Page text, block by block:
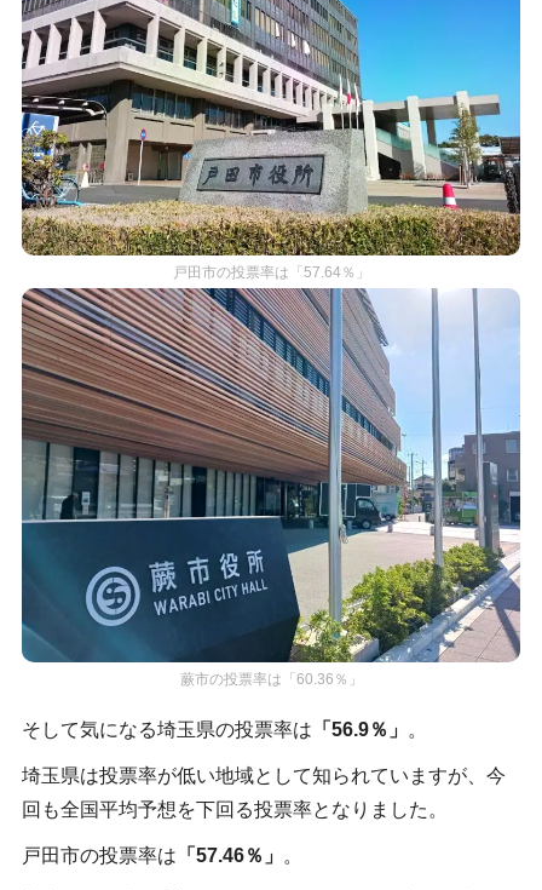
戸田市の投票率は「57.64％」
蕨市の投票率は「60.36％」
そして気になる埼玉県の投票率は 「56.9％」 。
埼玉県は投票率が低い地域として知られていますが、今
回も全国平均予想を下回る投票率となりました。
戸田市の投票率は 「57.46％」 。